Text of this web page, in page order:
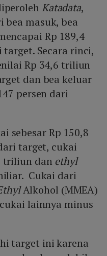
Katadata,
bea masuk, bea
Rp 189,4
Secara rinci,
Rp 34,6 triliun
dan bea keluar
persen dari
sebesar Rp 150,8
target, cukai
triliun dan ethyl
Cukai dari
Alkohol (MMEA)
lainnya minus
target ini karena